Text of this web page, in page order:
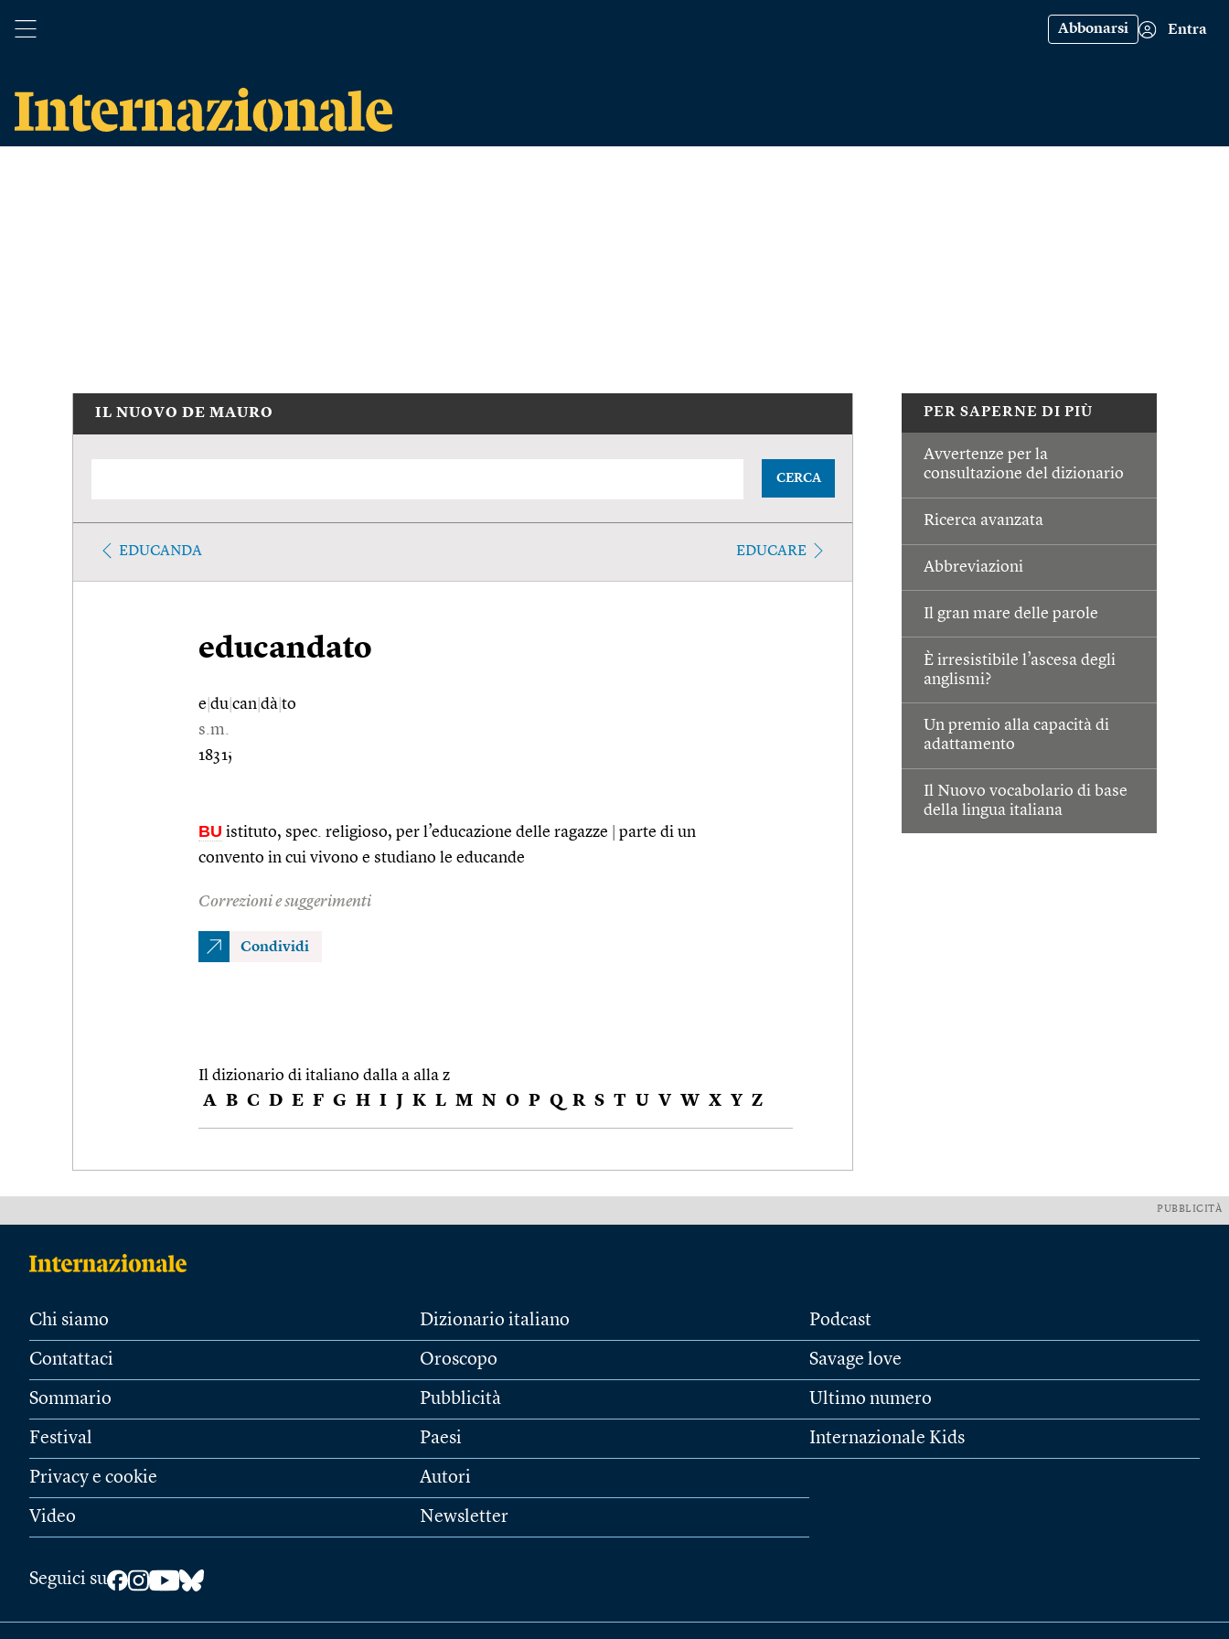
Abbonarsi Entra
PER SAPERNE DI PIÙ
Avvertenze per la
consultazione del dizionario
Ricerca avanzata
Abbreviazioni
Il gran mare delle parole
È irresistibile l’ascesa degli
anglismi?
Un premio alla capacità di
adattamento
Il Nuovo vocabolario di base
della lingua italiana
IL NUOVO DE MAURO
CERCA
EDUCANDA EDUCARE
educandato
e du can dà to
s.m.
1831;
BU istituto, spec. religioso, per l’educazione delle ragazze
parte di un
convento in cui vivono e studiano le educande
Correzioni e suggerimenti
Condividi
Il dizionario di italiano dalla a alla z
A B C D E F G H I J K L M N O P Q R S T U V W X Y Z
PUBBLICITÀ
Chi siamo
Contattaci
Sommario
Festival
Privacy e cookie
Video
Dizionario italiano
Oroscopo
Pubblicità
Paesi
Autori
Newsletter
Podcast
Savage love
Ultimo numero
Internazionale Kids
Seguici su